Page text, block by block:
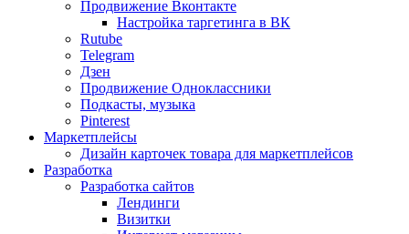
Продвижение Вконтакте
Настройка таргетинга в ВК
Rutube
Telegram
Дзен
Продвижение Одноклассники
Подкасты, музыка
Pinterest
Маркетплейсы
Дизайн карточек товара для маркетплейсов
Разработка
Разработка сайтов
Лендинги
Визитки